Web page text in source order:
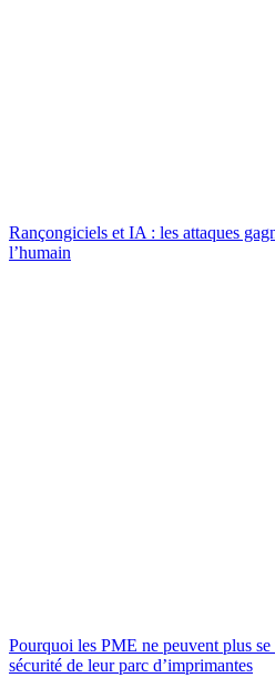
Rançongiciels et IA : les attaques
l’humain
Pourquoi les PME ne peuvent plus
sécurité de leur parc d’imprimantes